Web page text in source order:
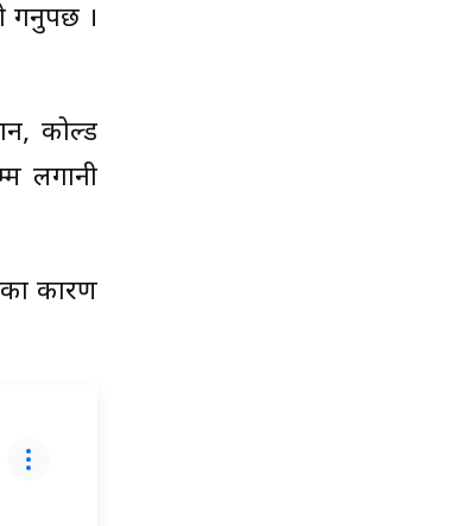
।
कोल्ड
लगानी
कारण